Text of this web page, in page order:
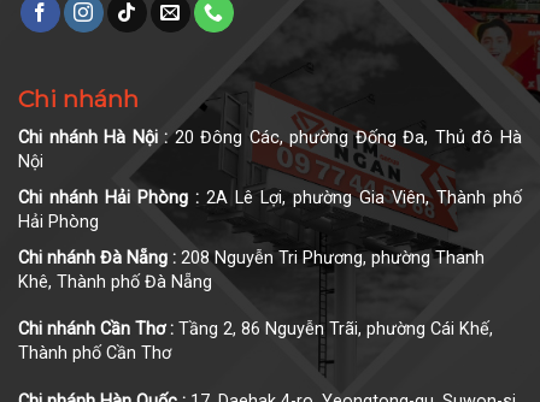
Chi nhánh
Chi nhánh Hà Nội :20 Đông Các, phường Đống Đa, Thủ đô Hà
Nội
Chi nhánh Hải Phòng : 2A Lê Lợi, phường Gia Viên, Thành phố
Hải Phòng
Chi nhánh Đà Nẵng : 208 Nguyễn Tri Phương, phường Thanh
Khê, Thành phố Đà Nẵng
Chi nhánh Cần Thơ : Tầng 2, 86 Nguyễn Trãi, phường Cái Khế,
Thành phố Cần Thơ